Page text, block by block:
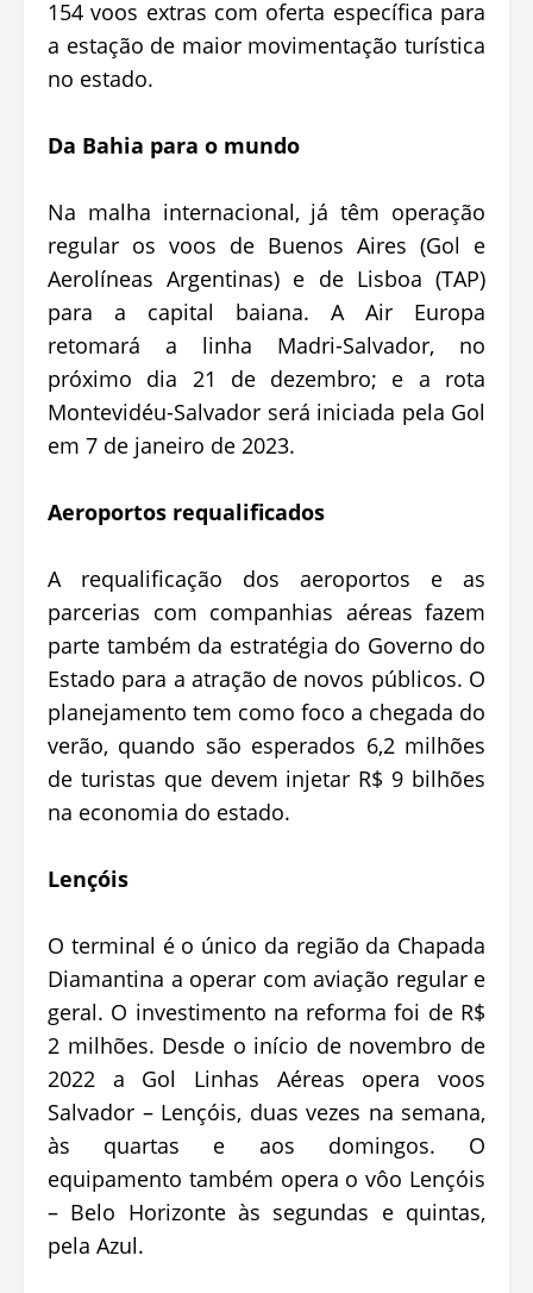
154 voos extras com oferta específica para
a estação de maior movimentação turística
no estado.
Da Bahia para o mundo
Na malha internacional, já têm operação
regular os voos de Buenos Aires (Gol e
Aerolíneas Argentinas) e de Lisboa (TAP)
para a capital baiana. A Air Europa
retomará a linha Madri-Salvador, no
próximo dia 21 de dezembro; e a rota
Montevidéu-Salvador será iniciada pela Gol
em 7 de janeiro de 2023.
Aeroportos requalificados
A requalificação dos aeroportos e as
parcerias com companhias aéreas fazem
parte também da estratégia do Governo do
Estado para a atração de novos públicos. O
planejamento tem como foco a chegada do
verão, quando são esperados 6,2 milhões
de turistas que devem injetar R$ 9 bilhões
na economia do estado.
Lençóis
O terminal é o único da região da Chapada
Diamantina a operar com aviação regular e
geral. O investimento na reforma foi de R$
2 milhões. Desde o início de novembro de
2022 a Gol Linhas Aéreas opera voos
Salvador – Lençóis, duas vezes na semana,
às quartas e aos domingos. O
equipamento também opera o vôo Lençóis
– Belo Horizonte às segundas e quintas,
pela Azul.